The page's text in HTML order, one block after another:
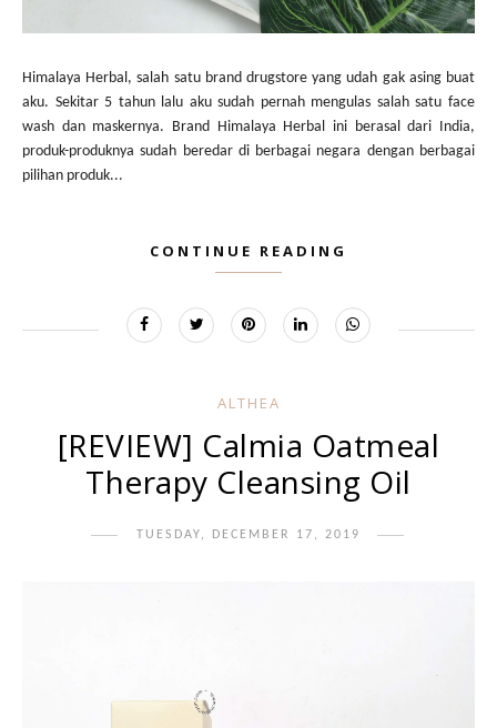
Himalaya Herbal, salah satu brand drugstore yang udah gak asing buat
aku. Sekitar 5 tahun lalu aku sudah pernah mengulas salah satu face
wash dan maskernya. Brand Himalaya Herbal ini berasal dari India,
produk-produknya sudah beredar di berbagai negara dengan berbagai
pilihan produk...
CONTINUE READING
ALTHEA
[REVIEW] Calmia Oatmeal
Therapy Cleansing Oil
TUESDAY, DECEMBER 17, 2019